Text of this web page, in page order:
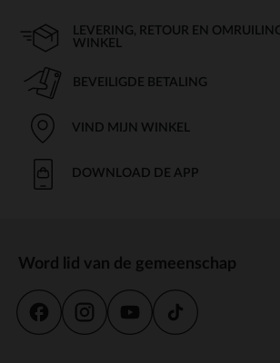
LEVERING, RETOUR EN
WINKEL
BEVEILIGDE BETALING
VIND MIJN WINKEL
DOWNLOAD DE APP
Word lid van de gemeenschap